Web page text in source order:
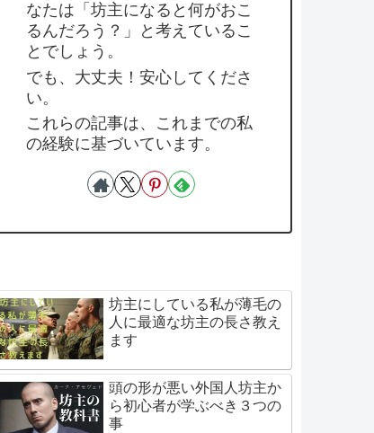
なたは「坊主になると何がおこ
るんだろう？」と考えているこ
とでしょう。
でも、大丈夫！安心してくださ
い。
これらの記事は、これまでの私
の経験に基づいています。
坊主にしている私が薄毛の
人に最適な坊主の長さ教え
ます
頭の形が悪い外国人坊主か
ら初心者が学ぶべき３つの
事